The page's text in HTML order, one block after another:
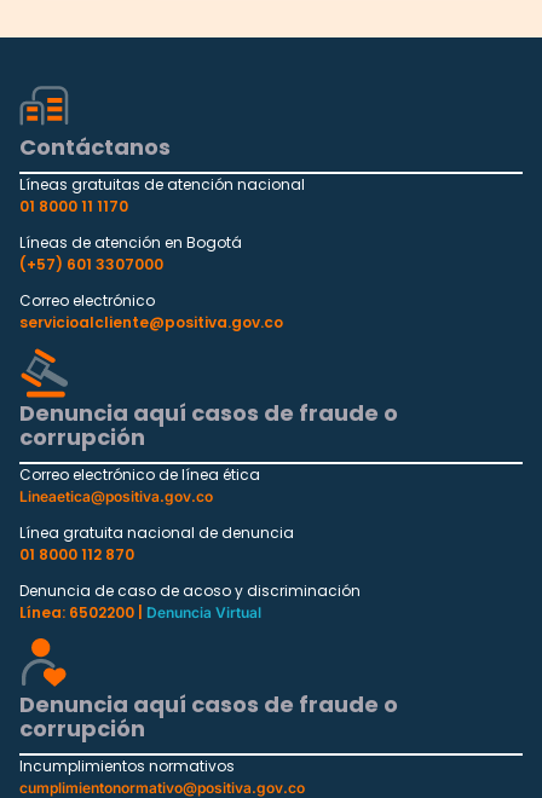
Contáctanos
Líneas gratuitas de atención nacional
01 8000 11 1170
Líneas de atención en Bogotá
(+57) 601 3307000
Correo electrónico
servicioalcliente@positiva.gov.co
Denuncia aquí casos de fraude o
corrupción
Correo electrónico de línea ética
Lineaetica@positiva.gov.co
Línea gratuita nacional de denuncia
01 8000 112 870
Denuncia de caso de acoso y discriminación
Línea: 6502200 |
Denuncia Virtual
Denuncia aquí casos de fraude o
corrupción
Incumplimientos normativos
cumplimientonormativo@positiva.gov.co